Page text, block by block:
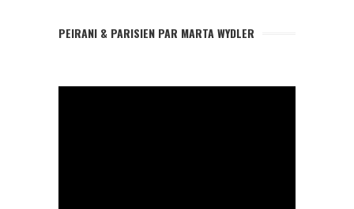
PEIRANI & PARISIEN PAR MARTA WYDLER